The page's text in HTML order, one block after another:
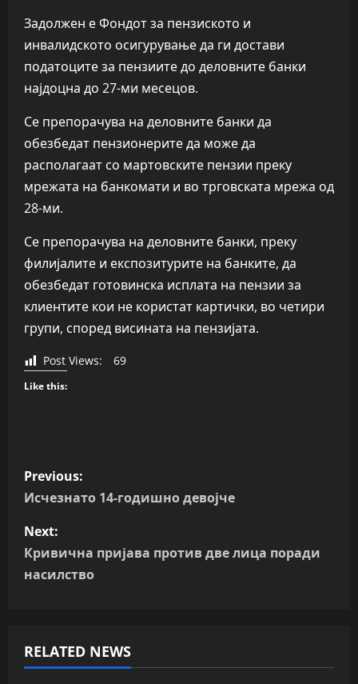
Задолжен е Фондот за пензиското и
инвалидското осигурување да ги достави
податоците за пензиите до деловните банки
најдоцна до 27-ми месецов.
Се препорачува на деловните банки да
обезбедат пензионерите да може да
располагаат со мартовските пензии преку
мрежата на банкомати и во трговската мрежа од
28-ми.
Се препорачува на деловните банки, преку
филијалите и експозитурите на банките, да
обезбедат готовинска исплата на пензии за
клиентите кои не користат картички, во четири
групи, според висината на пензијата.
Post Views: 69
Like this:
P
o
s
t
v
Previous:
Исчезнато 14-годишно девојче
Next:
Кривична пријава против две лица поради
насилство
RELATED NEWS